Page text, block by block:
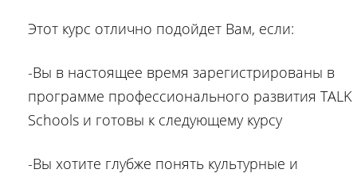
Этот курс отлично подойдет Вам, если:
-Вы в настоящее время зарегистрированы в
программе профессионального развития TALK
Schools и готовы к следующему курсу
-Вы хотите глубже понять культурные и